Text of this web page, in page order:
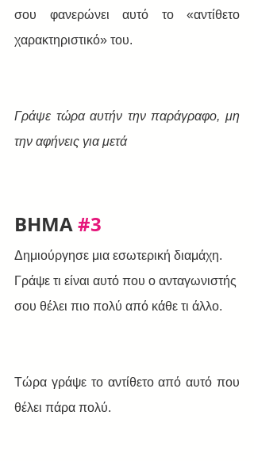
σου φανερώνει αυτό το «αντίθετο
χαρακτηριστικό» του.
Γράψε τώρα αυτήν την παράγραφο, μη
την αφήνεις για μετά
BHMA #3
Δημιούργησε μια εσωτερική διαμάχη.
Γράψε τι είναι αυτό που ο ανταγωνιστής
σου θέλει πιο πολύ από κάθε τι άλλο.
Τώρα γράψε το αντίθετο από αυτό που
θέλει πάρα πολύ.